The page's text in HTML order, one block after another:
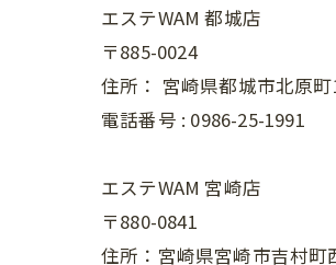
エステWAM 都城店
〒885-0024
住所： 宮崎県都城市北原
電話番号 : 0986-25-1991
エステWAM 宮崎店
〒880-0841
住所：宮崎県宮崎市吉村町